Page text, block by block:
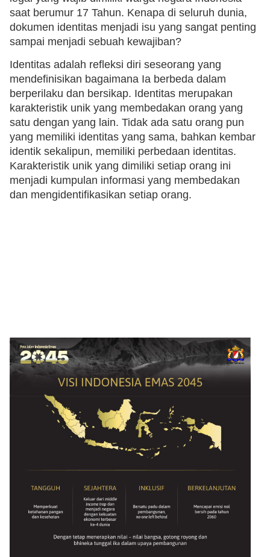
saat berumur 17 Tahun. Kenapa di seluruh dunia,
dokumen identitas menjadi isu yang sangat penting
sampai menjadi sebuah kewajiban?
Identitas adalah refleksi diri seseorang yang
mendefinisikan bagaimana Ia berbeda dalam
berperilaku dan bersikap. Identitas merupakan
karakteristik unik yang membedakan orang yang
satu dengan yang lain. Tidak ada satu orang pun
yang memiliki identitas yang sama, bahkan kembar
identik sekalipun, memiliki perbedaan identitas.
Karakteristik unik yang dimiliki setiap orang ini
menjadi kumpulan informasi yang membedakan
dan mengidentifikasikan setiap orang.